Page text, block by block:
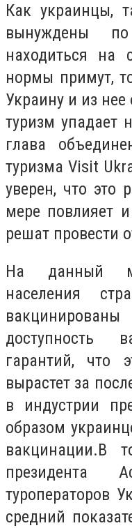
Как украинцы,
вынуждены
находиться на
нормы примут,
Украину и из нее
туризм упадает
глава
туризма Visit
уверен, что это
мере повлияет
решат провести
На данный
населения
доступность
гарантий, что
вырастет за
в индустрии
образом
вакцинации.В
президента
туроператоров
средний